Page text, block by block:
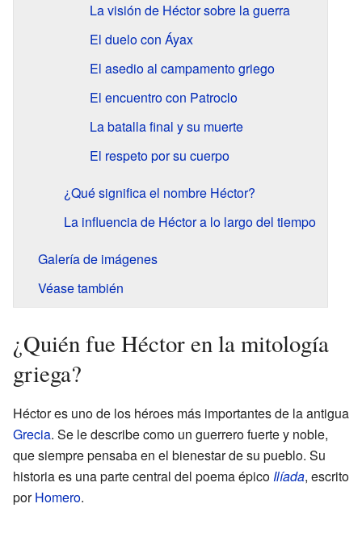
La visión de Héctor sobre la guerra
El duelo con Áyax
El asedio al campamento griego
El encuentro con Patroclo
La batalla final y su muerte
El respeto por su cuerpo
¿Qué significa el nombre Héctor?
La influencia de Héctor a lo largo del tiempo
Galería de imágenes
Véase también
¿Quién fue Héctor en la mitología
griega?
Héctor es uno de los héroes más importantes de la antigua
Grecia. Se le describe como un guerrero fuerte y noble,
que siempre pensaba en el bienestar de su pueblo. Su
historia es una parte central del poema épicoIlíada, escrito
porHomero.